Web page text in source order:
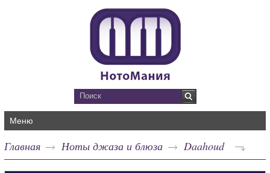
Меню
Главная Ноты джаза и блюза Daahoud